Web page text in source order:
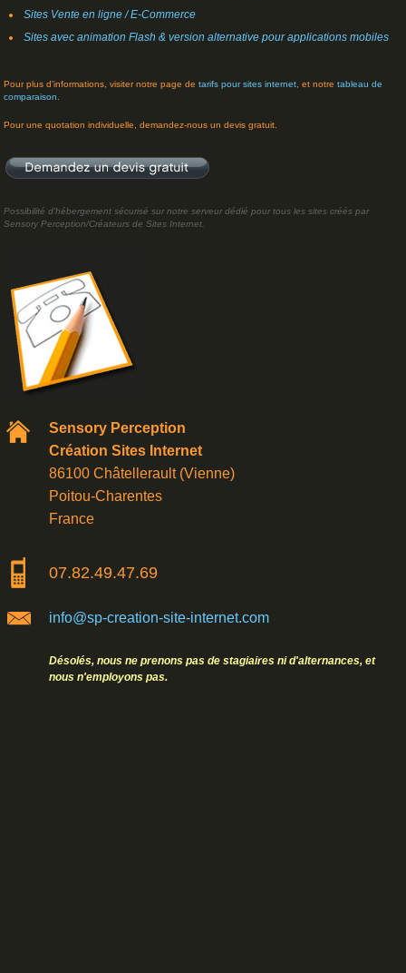
Sites Vente en ligne / E-Commerce
Sites avec animation Flash & version alternative pour applications mobiles
Pour plus d'informations, visiter notre page detarifs pour sites internet , et notretableau de
comparaison
Pour une quotation individuelle, demandez-nous un devis gratuit.
Possibilité d'hébergement sécurisé sur notre serveur dédié pour tous les sites créés par
Sensory Perception/Créateurs de Sites Internet.
Sensory Perception
Création Sites Internet
86100 Châtellerault (Vienne)
Poitou-Charentes
France
07.82.49.47.69
info@sp-creation-site-internet.com
Désolés, nous ne prenons pas de stagiaires ni d'alternances, et
nous n'employons pas.